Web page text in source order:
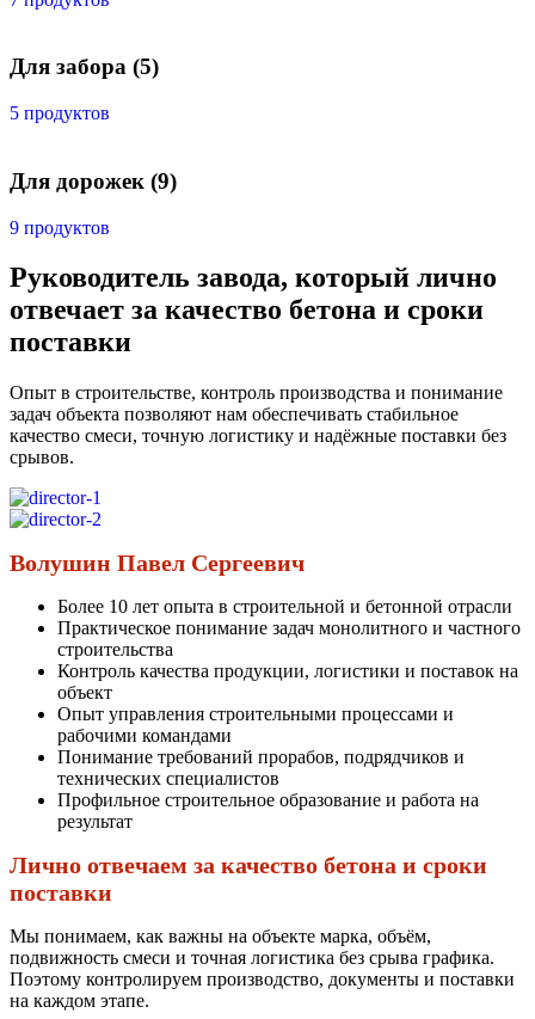
Для забора (5)
5 продуктов
Для дорожек (9)
9 продуктов
Руководитель завода, который лично
отвечает за качество бетона и сроки
поставки
Опыт в строительстве, контроль производства и понимание
задач объекта позволяют нам обеспечивать стабильное
качество смеси, точную логистику и надёжные поставки без
срывов.
Волушин Павел Сергеевич
Более 10 лет опыта в строительной и бетонной отрасли
Практическое понимание задач монолитного и частного
строительства
Контроль качества продукции, логистики и поставок на
объект
Опыт управления строительными процессами и
рабочими командами
Понимание требований прорабов, подрядчиков и
технических специалистов
Профильное строительное образование и работа на
результат
Лично отвечаем за качество бетона и сроки
поставки
Мы понимаем, как важны на объекте марка, объём,
подвижность смеси и точная логистика без срыва графика.
Поэтому контролируем производство, документы и поставки
на каждом этапе.